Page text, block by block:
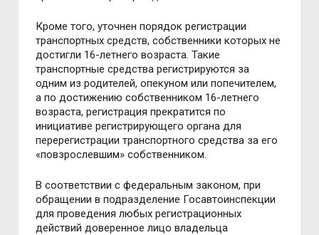
Кроме того, уточнен порядок регистрации
транспортных средств, собственники которых не
достигли 16-летнего возраста. Такие
транспортные средства регистрируются за
одним из родителей, опекуном или попечителем,
а по достижению собственником 16-летнего
возраста, регистрация прекратится по
инициативе регистрирующего органа для
перерегистрации транспортного средства за его
«повзрослевшим» собственником.
В соответствии с федеральным законом, при
обращении в подразделение Госавтоинспекции
для проведения любых регистрационных
действий доверенное лицо владельца